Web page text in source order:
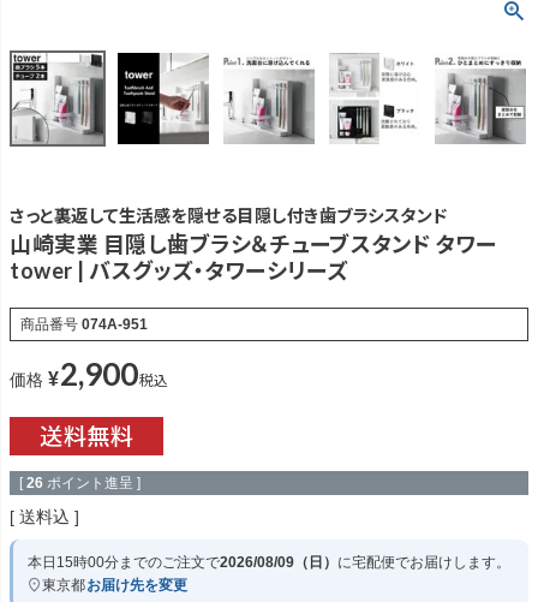
さっと裏返して生活感を隠せる目隠し付き歯ブラシスタンド
山崎実業 目隠し歯ブラシ＆チューブスタンド タワー
tower | バスグッズ・タワーシリーズ
商品番号 074A-951
価格 ¥2,900税込
[ 26 ポイント進呈 ]
送料込
本日 15時00分までのご注文で2026/08/09（日） に宅配便でお届けします。
東京都お届け先を変更